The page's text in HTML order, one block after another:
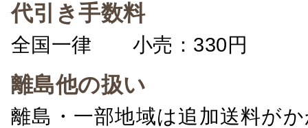
代引き手数料
全国一律 小売：330円 卸
離島他の扱い
離島・一部地域は追加送料が